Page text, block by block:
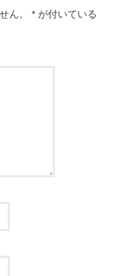
ん。 * が付いている